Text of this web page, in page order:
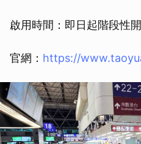
啟用時間：即日起階段性
官網： https://